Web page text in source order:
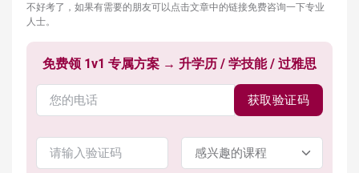
不好考了，如果有需要的朋友可以点击文章中的链接免费咨询一下专业
人士。
免费领 1v1 专属方案 → 升学历 / 学技能 / 过雅思
获取验证码